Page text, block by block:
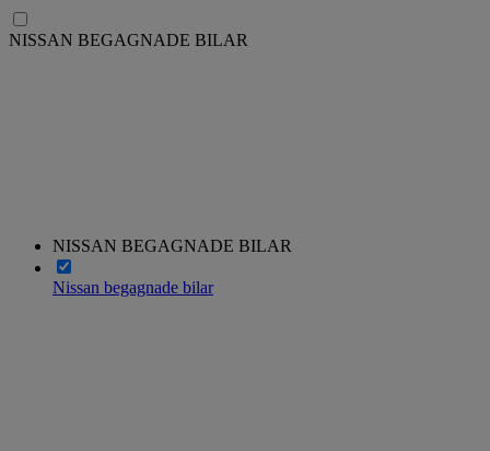
NISSAN BEGAGNADE BILAR
NISSAN BEGAGNADE BILAR
Nissan begagnade bilar